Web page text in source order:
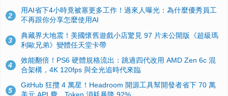
2
用AI省下4小時竟被塞更多工作！過來人曝光：為什麼優秀員工
不再跟你分享怎麼使用AI
3
典藏界大地震！美國懷舊遊戲小店驚見 97 片未公開版《超級瑪
利歐兄弟》變體任天堂卡帶
4
效能翻倍！PS6 硬體規格流出：跳過四代改用 AMD Zen 6c 混
合架構，4K 120fps 與全光追時代來臨
5
GitHub 狂攬 4 萬星！Headroom 開源工具幫開發者省下 70 萬